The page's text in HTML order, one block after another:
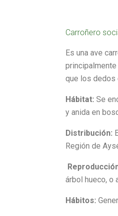
Carroñero
Es una ave
que los dedos
Hábitat: Se
y anida en
Distribución:
Región de
árbol hueco, o
Hábitos: